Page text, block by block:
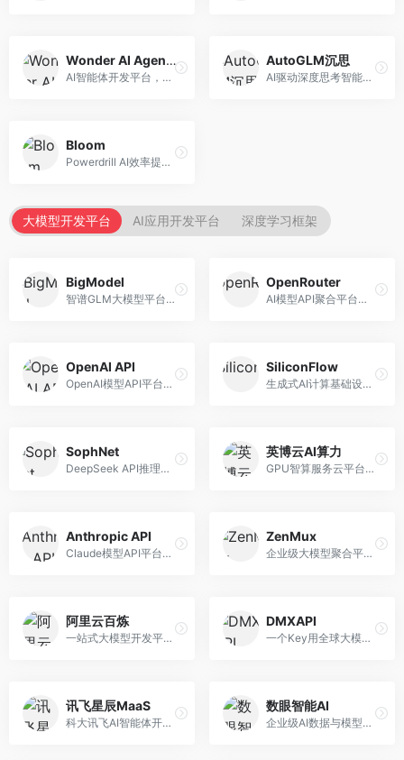
Wonder AI Agents
AI智能体开发平台，专注于低代码智能体创建。面向开发者，提供可视化开发、模板库、部署服务等功能，开发门槛低。
AutoGLM沉思
AI驱动深度思考智能体，专注于复杂推理任务。面向高级用户，提供深度分析、逻辑推理、决策支持等服务，推理能力强。
Bloom
Powerdrill AI效率提升平台，专注于企业智能化。面向企业用户，提供智能体创建、流程自动化、数据分析等服务，企业效率提升显著。
大模型开发平台 AI应用开发平台 深度学习框架
BigModel
智谱GLM大模型平台，提供API调用与模型服务。面向开发者和企业用户，提供GLM系列模型API、微调服务、应用开发工具等，开源生态完善。
OpenRouter
AI模型API聚合平台，整合多种主流大模型。面向开发者，提供统一API接口、模型对比、成本优化等服务，模型选择灵活。
OpenAI API
OpenAI模型API平台，提供GPT系列模型服务。面向开发者，提供模型API、微调服务、Assistants API等，是AI开发领域的基础设施。
SiliconFlow
生成式AI计算基础设施平台，专注于模型推理服务。面向开发者和企业，提供多模型API、高性能推理、成本优化等服务，推理性价比高。
SophNet
DeepSeek API推理平台，专注于DeepSeek模型服务。面向开发者，提供DeepSeek模型API、高性能推理、低成本服务，推理效率高。
英博云AI算力
GPU智算服务云平台，专注于AI算力租赁。面向AI研究者和企业，提供GPU租赁、模型训练、推理服务等，算力资源丰富。
Anthropic API
Claude模型API平台，专注于安全可靠的AI服务。面向开发者，提供Claude系列模型API、安全特性、企业级服务等，API质量高。
ZenMux
企业级大模型聚合平台，专注于企业AI服务。面向企业用户，提供多模型管理、安全合规、成本优化等服务，企业级功能完善。
阿里云百炼
一站式大模型开发平台，深度整合阿里云服务。面向企业开发者和AI团队，提供模型训练、微调、部署、应用开发等全流程服务，企业级功能完善。
DMXAPI
一个Key用全球大模型的聚合平台。面向开发者，提供多模型统一API、简化接入、成本控制等服务，接入便捷。
讯飞星辰MaaS
科大讯飞AI智能体开发平台，专注于企业级模型服务。面向企业用户，提供模型调用、智能体创建、行业解决方案等服务，中文能力突出。
数眼智能AI
企业级AI数据与模型服务平台，专注于数据驱动AI。面向企业用户，提供数据管理、模型训练、部署服务等，数据治理能力强。